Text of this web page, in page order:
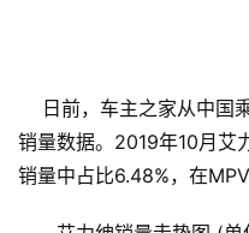
销量数据。2019年10月艾
销量中占比6.48%，在